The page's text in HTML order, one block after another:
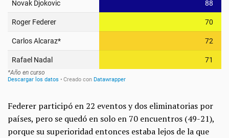
Federer participó en 22 eventos y dos eliminatorias por
países, pero se quedó en solo en 70 encuentros (49-21),
porque su superioridad entonces estaba lejos de la que